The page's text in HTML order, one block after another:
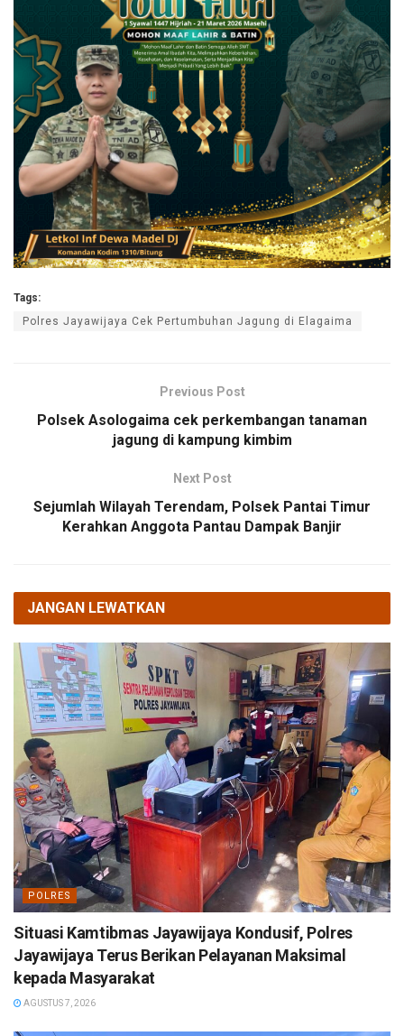
Tags:
Polres Jayawijaya Cek Pertumbuhan Jagung di Elagaima
Previous Post
Polsek Asologaima cek perkembangan tanaman
jagung di kampung kimbim
Next Post
Sejumlah Wilayah Terendam, Polsek Pantai Timur
Kerahkan Anggota Pantau Dampak Banjir
JANGAN LEWATKAN
POLRES
Situasi Kamtibmas Jayawijaya Kondusif, Polres
Jayawijaya Terus Berikan Pelayanan Maksimal
kepada Masyarakat
AGUSTUS 7, 2026